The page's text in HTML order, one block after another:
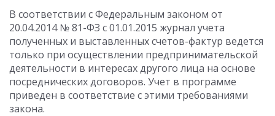
В соответствии с Федеральным законом от
20.04.2014 № 81-ФЗ с 01.01.2015 журнал учета
полученных и выставленных счетов-фактур ведется
только при осуществлении предпринимательской
деятельности в интересах другого лица на основе
посреднических договоров. Учет в программе
приведен в соответствие с этими требованиями
закона.